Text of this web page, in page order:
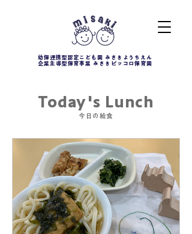
幼保連携型認定こども園 みさきようちえん
企業主導型保育事業 みさきピッコロ保育園
Today's Lunch
今日の給食